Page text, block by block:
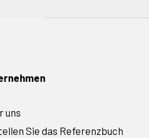
uns
Sie das Referenzbuch